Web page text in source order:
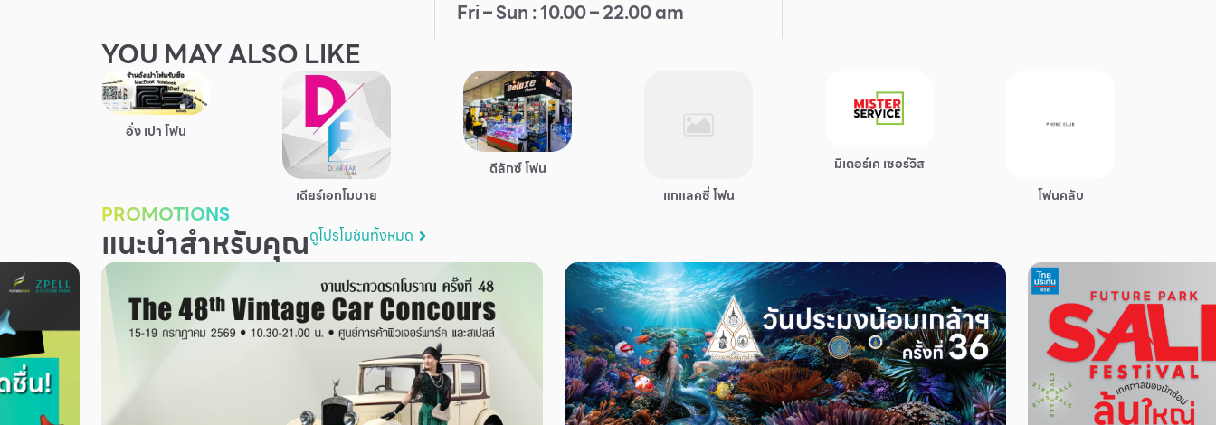
Fri – Sun : 10.00 – 22.00 am
YOU MAY ALSO LIKE
อั่ง เปา โฟน
เดียร์เอกโมบาย
ดีลักซ์ โฟน
แกแลคซี่ โฟน
มิเตอร์เค เซอร์วิส
โฟนคลับ
PROMOTIONS
แนะนำสำหรับคุณดูโปรโมชันทั้งหมด